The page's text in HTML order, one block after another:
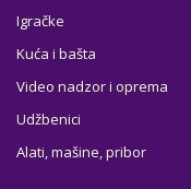
Igračke
Kuća i bašta
Video nadzor i oprema
Udžbenici
Alati, mašine, pribor